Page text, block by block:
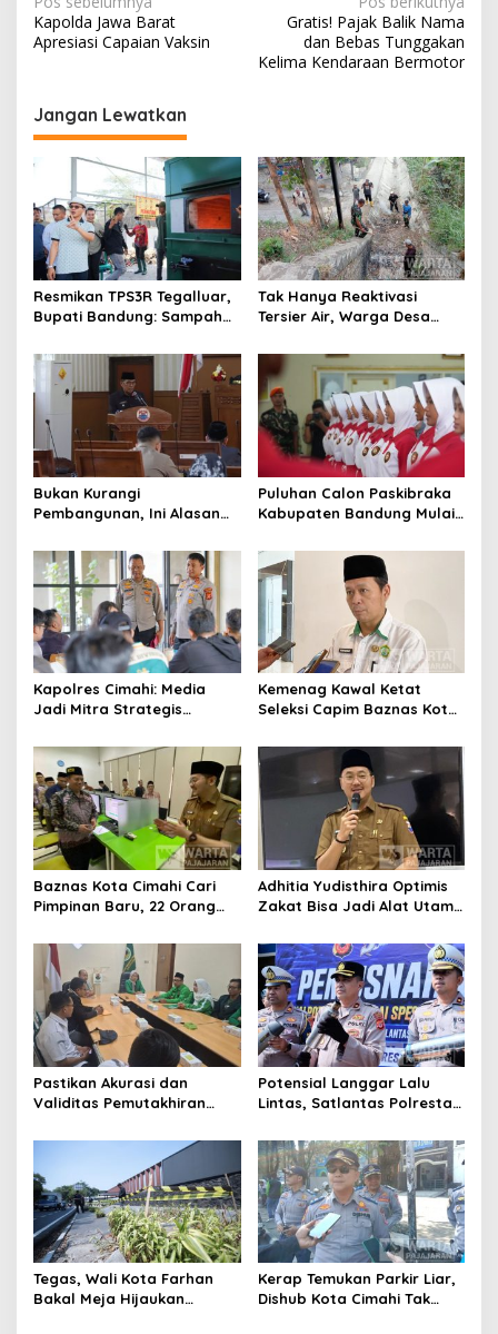
N
a
i
g
a
s
i
p
o
s
Kapolda Jawa Barat
Apresiasi Capaian Vaksin
Gratis! Pajak Balik Nama
dan Bebas Tunggakan
Kelima Kendaraan Bermotor
Jangan Lewatkan
Resmikan TPS3R Tegalluar,
Bupati Bandung: Sampah
Pemerintah
Tak Hanya Reaktivasi
Tersier Air, Warga Desa
Alternatif di Padalarang
Bukan Kurangi
Pembangunan, Ini Alasan
Pengurangan Belanja
Daerah
Puluhan Calon Paskibraka
Kabupaten Bandung Mulai
Kapolres Cimahi: Media
Jadi Mitra Strategis
Publik
Kemenag Kawal Ketat
Seleksi Capim Baznas Kota
Komisioner Baznas
Berintegritas
Baznas Kota Cimahi Cari
Pimpinan Baru, 22 Orang
Adhitia Yudisthira Optimis
Zakat Bisa Jadi Alat Utama
Kota Cimahi
Pastikan Akurasi dan
Validitas Pemutakhiran
Cimahi Lakukan
Potensial Langgar Lalu
Lintas, Satlantas Polresta
Motor Berknalpot Brong
Tegas, Wali Kota Farhan
Bakal Meja Hijaukan
Kerap Temukan Parkir Liar,
Dishub Kota Cimahi Tak